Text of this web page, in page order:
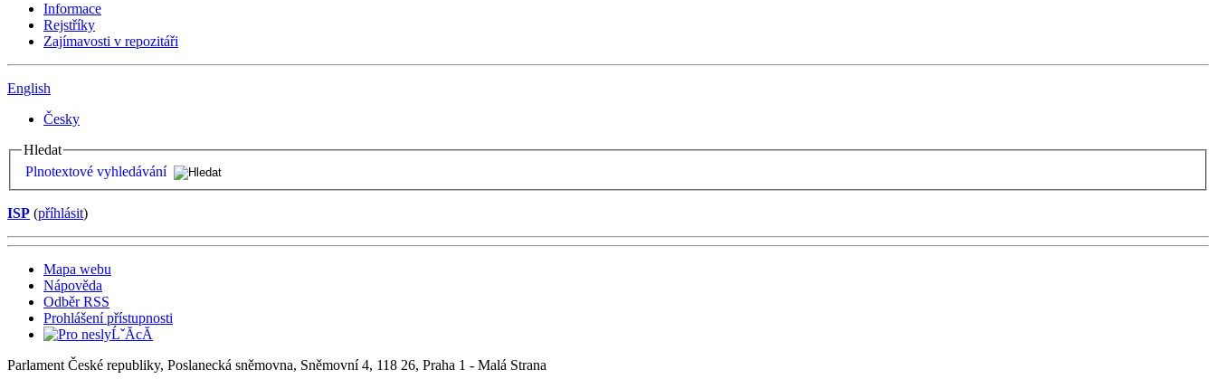
Informace
Rejstříky
Zajímavosti v repozitáři
English
Česky
Hledat
Plnotextové vyhledávání
ISP (příhlásit)
Mapa webu
Nápověda
Odběr RSS
Prohlášení přístupnosti
Parlament České republiky, Poslanecká sněmovna, Sněmovní 4, 118 26, Praha 1 - Malá Strana